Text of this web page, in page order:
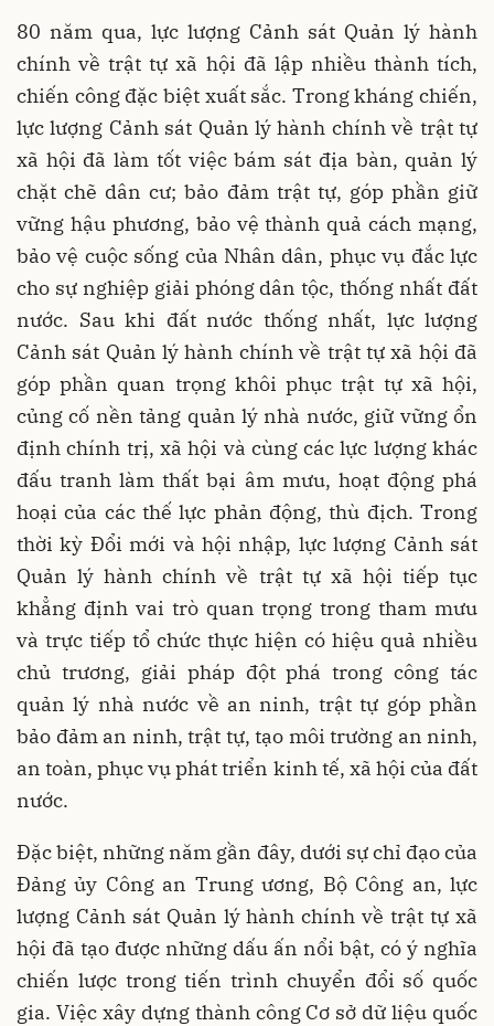
80 năm qua, lực lượng Cảnh sát Quản lý hành
chính về trật tự xã hội đã lập nhiều thành tích,
chiến công đặc biệt xuất sắc. Trong kháng chiến,
lực lượng Cảnh sát Quản lý hành chính về trật tự
xã hội đã làm tốt việc bám sát địa bàn, quản lý
chặt chẽ dân cư; bảo đảm trật tự, góp phần giữ
vững hậu phương, bảo vệ thành quả cách mạng,
bảo vệ cuộc sống của Nhân dân, phục vụ đắc lực
cho sự nghiệp giải phóng dân tộc, thống nhất đất
nước. Sau khi đất nước thống nhất, lực lượng
Cảnh sát Quản lý hành chính về trật tự xã hội đã
góp phần quan trọng khôi phục trật tự xã hội,
củng cố nền tảng quản lý nhà nước, giữ vững ổn
định chính trị, xã hội và cùng các lực lượng khác
đấu tranh làm thất bại âm mưu, hoạt động phá
hoại của các thế lực phản động, thù địch. Trong
thời kỳ Đổi mới và hội nhập, lực lượng Cảnh sát
Quản lý hành chính về trật tự xã hội tiếp tục
khẳng định vai trò quan trọng trong tham mưu
và trực tiếp tổ chức thực hiện có hiệu quả nhiều
chủ trương, giải pháp đột phá trong công tác
quản lý nhà nước về an ninh, trật tự góp phần
bảo đảm an ninh, trật tự, tạo môi trường an ninh,
an toàn, phục vụ phát triển kinh tế, xã hội của đất
nước.
Đặc biệt, những năm gần đây, dưới sự chỉ đạo của
Đảng ủy Công an Trung ương, Bộ Công an, lực
lượng Cảnh sát Quản lý hành chính về trật tự xã
hội đã tạo được những dấu ấn nổi bật, có ý nghĩa
chiến lược trong tiến trình chuyển đổi số quốc
gia. Việc xây dựng thành công Cơ sở dữ liệu quốc